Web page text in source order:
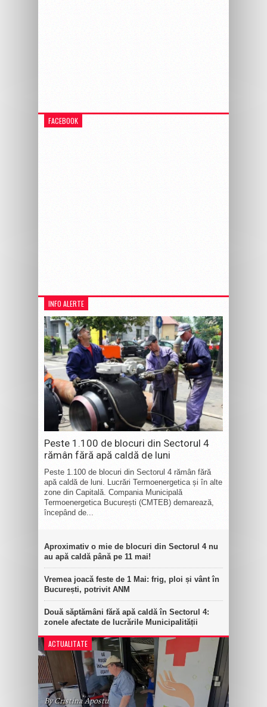
FACEBOOK
INFO ALERTE
Peste 1.100 de blocuri din Sectorul 4
rămân fără apă caldă de luni
Peste 1.100 de blocuri din Sectorul 4 rămân fără
apă caldă de luni. Lucrări Termoenergetica și în alte
zone din Capitală. Compania Municipală
Termoenergetica București (CMTEB) demarează,
începând de...
Aproximativ o mie de blocuri din Sectorul 4 nu
au apă caldă până pe 11 mai!
Vremea joacă feste de 1 Mai: frig, ploi și vânt în
București, potrivit ANM
Două săptămâni fără apă caldă în Sectorul 4:
zonele afectate de lucrările Municipalității
ACTUALITATE
By Cristina Apostu